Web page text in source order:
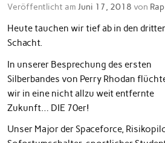
Veröffentlicht am Juni 17, 2018 von
Heute tauchen wir tief ab in den
Schacht.
In unserer Besprechung des ersten
Silberbandes von Perry Rhodan
wir in eine nicht allzu weit entfernte
Zukunft… DIE 70er!
Unser Major der Spaceforce,